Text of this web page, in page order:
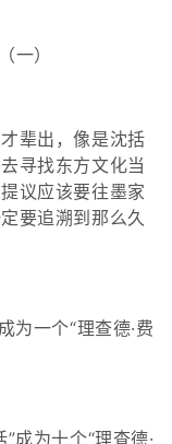
辈出，像是沈括
寻找东方文化当
议应该要往墨家
要追溯到那么久
为一个“理查德·费
成为十个“理查德·